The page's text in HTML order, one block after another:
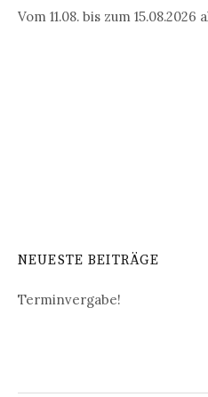
Vom 11.08. bis zum
NEUESTE BEITRÄGE
Terminvergabe!